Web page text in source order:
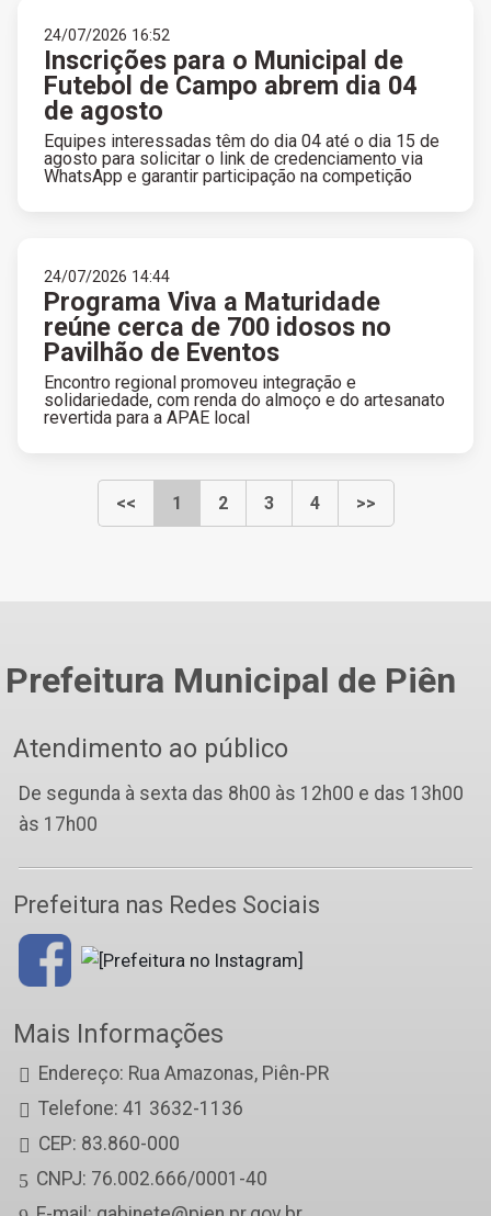
24/07/2026 16:52
Inscrições para o Municipal de
Futebol de Campo abrem dia 04
de agosto
Equipes interessadas têm do dia 04 até o dia 15 de
agosto para solicitar o link de credenciamento via
WhatsApp e garantir participação na competição
24/07/2026 14:44
Programa Viva a Maturidade
reúne cerca de 700 idosos no
Pavilhão de Eventos
Encontro regional promoveu integração e
solidariedade, com renda do almoço e do artesanato
revertida para a APAE local
<< 1 2 3 4 >>
Prefeitura Municipal de Piên
Atendimento ao público
De segunda à sexta das 8h00 às 12h00 e das 13h00
às 17h00
Prefeitura nas Redes Sociais
Mais Informações
Endereço: Rua Amazonas, Piên-PR
Telefone: 41 3632-1136
CEP: 83.860-000
CNPJ: 76.002.666/0001-40